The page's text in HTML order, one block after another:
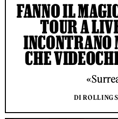
FANNO IL
TOUR A
INCONTRANO
CHE
DI ROLLING